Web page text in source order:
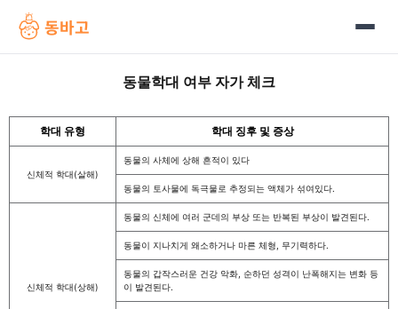
동바고
동물학대 여부 자가 체크
학대 유형 학대 징후 및 증상
신체적 학대(살해)
동물의 사체에 상해 흔적이 있다
동물의 토사물에 독극물로 추정되는 액체가 섞여있다.
신체적 학대(상해)
동물의 신체에 여러 군데의 부상 또는 반복된 부상이 발견된다.
동물이 지나치게 왜소하거나 마른 체형, 무기력하다.
동물의 갑작스러운 건강 악화, 순하던 성격이 난폭해지는 변화 등
이 발견된다.